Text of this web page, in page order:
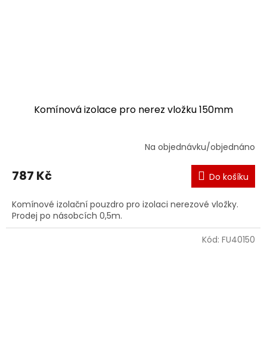
Komínová izolace pro nerez vložku 150mm
Na objednávku/objednáno
787 Kč Do košíku
Komínové izolační pouzdro pro izolaci nerezové vložky.
Prodej po násobcích 0,5m.
Kód: FU40150